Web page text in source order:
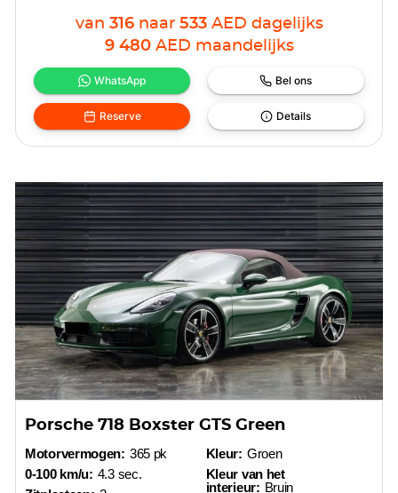
van 316 naar 533 AED dagelijks
9 480 AED maandelijks
WhatsApp Bel ons
Reserve Details
Porsche 718 Boxster GTS Green
Motorvermogen: 365 pk
0-100 km/u: 4.3 sec.
Kleur: Groen
Kleur van het
interieur: Bruin